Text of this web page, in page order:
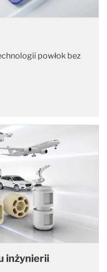
powłok bez
inżynierii